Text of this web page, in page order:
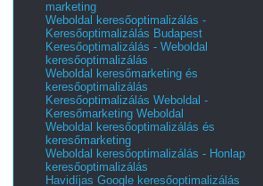
marketing
Weboldal keresőoptimalizálás -
Keresőoptimalizálás Budapest
Keresőoptimalizálás - Weboldal
keresőoptimalizálás
Weboldal keresőmarketing és
keresőoptimalizálás
Keresőoptimalizálás Weboldal -
Keresőmarketing Weboldal
Weboldal keresőoptimalizálás és
keresőmarketing
Weboldal keresőoptimalizálás - Honlap
keresőoptimalizálás
Havidíjas Google keresőoptimalizálás